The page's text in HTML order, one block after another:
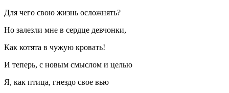
Для чего свою жизнь осложнять?
Но залезли мне в сердце девчонки,
Как котята в чужую кровать!
И теперь, с новым смыслом и целью
Я, как птица, гнездо свое вью